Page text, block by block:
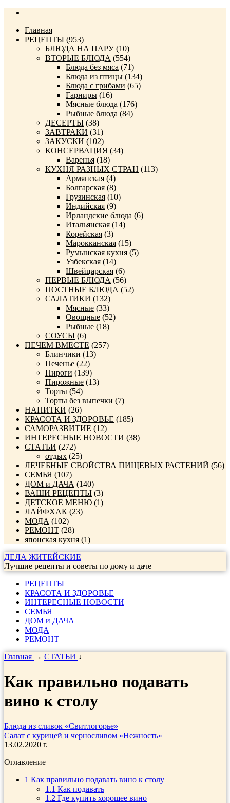
Главная
РЕЦЕПТЫ (953)
БЛЮДА НА ПАРУ(10)
ВТОРЫЕ БЛЮДА (554)
Блюда без мяса (71)
Блюда из птицы (134)
Блюда с грибами (65)
Гарниры (16)
Мясные блюда (176)
Рыбные блюда (84)
ДЕСЕРТЫ (38)
ЗАВТРАКИ (31)
ЗАКУСКИ (102)
КОНСЕРВАЦИЯ (34)
Варенья (18)
КУХНЯ РАЗНЫХ СТРАН (113)
Армянская (4)
Болгарская (8)
Грузинская (10)
Индийская (9)
Ирландские блюда (6)
Итальянская (14)
Корейская (3)
Марокканская (15)
Румынская кухня (5)
Узбекская (14)
Швейцарская (6)
ПЕРВЫЕ БЛЮДА (56)
ПОСТНЫЕ БЛЮДА (52)
САЛАТИКИ (132)
Мясные (33)
Овощные (52)
Рыбные (18)
СОУСЫ (6)
ПЕЧЕМ ВМЕСТЕ (257)
Блинчики (13)
Печенье (22)
Пироги (139)
Пирожные (13)
Торты (54)
Торты без выпечки (7)
НАПИТКИ (26)
КРАСОТА И ЗДОРОВЬЕ (185)
САМОРАЗВИТИЕ (12)
ИНТЕРЕСНЫЕ НОВОСТИ (38)
СТАТЬИ (272)
отдых (25)
ЛЕЧЕБНЫЕ СВОЙСТВА ПИЩЕВЫХ РАСТЕНИЙ (56)
СЕМЬЯ (107)
ДОМ и ДАЧА (140)
ВАШИ РЕЦЕПТЫ (3)
ДЕТСКОЕ МЕНЮ (1)
ЛАЙФХАК (23)
МОДА (102)
РЕМОНТ (28)
японская кухня (1)
ДЕЛА ЖИТЕЙСКИЕ
Лучшие рецепты и советы по дому и даче
РЕЦЕПТЫ
КРАСОТА И ЗДОРОВЬЕ
ИНТЕРЕСНЫЕ НОВОСТИ
СЕМЬЯ
ДОМ и ДАЧА
МОДА
РЕМОНТ
Главная → СТАТЬИ ↓
Как правильно подавать
вино к столу
Блюда из сливок «Свитлогорье»
Салат с курицей и черносливом «Нежность»
13.02.2020 г.
Оглавление
1 Как правильно подавать вино к столу
1.1 Как подавать
1.2 Где купить хорошее вино